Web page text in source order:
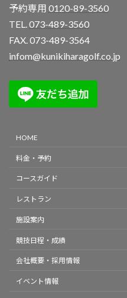
予約専用 0120-89-3560
TEL. 073-489-3560
FAX. 073-489-3564
infom@kunikiharagolf.co.jp
HOME
料金・予約
コースガイド
レストラン
施設案内
競技日程・成績
会社概要・採用情報
イベント情報